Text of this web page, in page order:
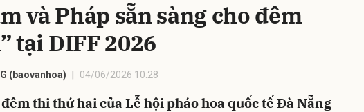
và Pháp sẵn sàng cho đêm
tại DIFF 2026
(baovanhoa) 04/06/2026 10:28
thi thứ hai của Lễ hội pháo hoa quốc tế Đà Nẵng